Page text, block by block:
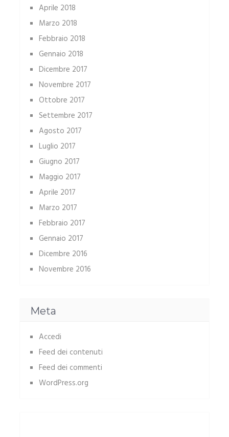
Aprile 2018
Marzo 2018
Febbraio 2018
Gennaio 2018
Dicembre 2017
Novembre 2017
Ottobre 2017
Settembre 2017
Agosto 2017
Luglio 2017
Giugno 2017
Maggio 2017
Aprile 2017
Marzo 2017
Febbraio 2017
Gennaio 2017
Dicembre 2016
Novembre 2016
Meta
Accedi
Feed dei contenuti
Feed dei commenti
WordPress.org